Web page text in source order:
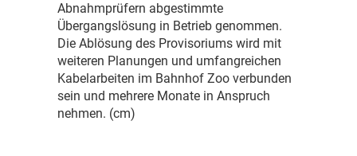
Abnahmprüfern abgestimmte
Übergangslösung in Betrieb genommen.
Die Ablösung des Provisoriums wird mit
weiteren Planungen und umfangreichen
Kabelarbeiten im Bahnhof Zoo verbunden
sein und mehrere Monate in Anspruch
nehmen. (cm)